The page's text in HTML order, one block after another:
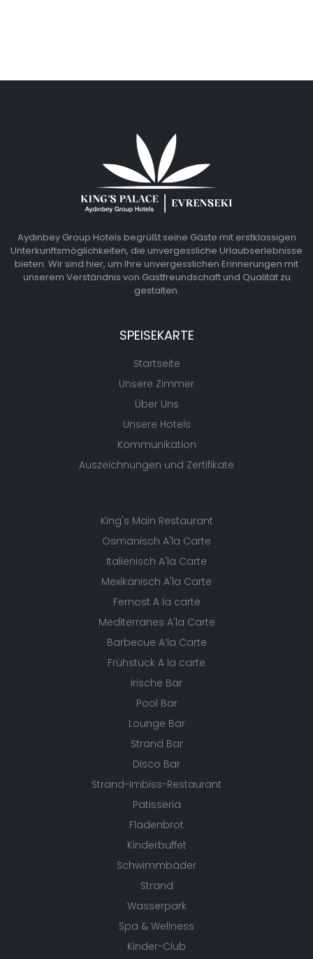
Aydınbey Group Hotels begrüßt seine Gäste mit erstklassigen
Unterkunftsmöglichkeiten, die unvergessliche Urlaubserlebnisse
bieten. Wir sind hier, um Ihre unvergesslichen Erinnerungen mit
unserem Verständnis von Gastfreundschaft und Qualität zu
gestalten.
SPEISEKARTE
Startseite
Unsere Zimmer
Über Uns
Unsere Hotels
Kommunikation
Auszeichnungen und Zertifikate
King's Main Restaurant
Osmanisch A'la Carte
Italienisch A'la Carte
Mexikanisch A'la Carte
Fernost A la carte
Mediterranes A'la Carte
Barbecue A’la Carte
Frühstück A la carte
Irische Bar
Pool Bar
Lounge Bar
Strand Bar
Disco Bar
Strand-Imbiss-Restaurant
Patisseria
Fladenbrot
Kinderbuffet
Schwimmbäder
Strand
Wasserpark
Spa & Wellness
Kinder-Club